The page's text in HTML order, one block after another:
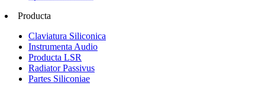
Producta
Claviatura Siliconica
Instrumenta Audio
Producta LSR
Radiator Passivus
Partes Siliconiae